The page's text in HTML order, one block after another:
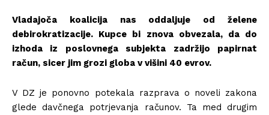
Vladajoča koalicija nas oddaljuje od želene
debirokratizacije. Kupce bi znova obvezala, da do
izhoda iz poslovnega subjekta zadržijo papirnat
račun, sicer jim grozi globa v višini 40 evrov.
V DZ je ponovno potekala razprava o noveli zakona
glede davčnega potrjevanja računov. Ta med drugim